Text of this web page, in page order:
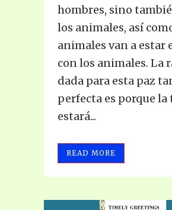
hombres, sino
los animales, así
animales van a estar
con los animales. La
dada para esta paz
perfecta es porque la
estará...
READ MORE